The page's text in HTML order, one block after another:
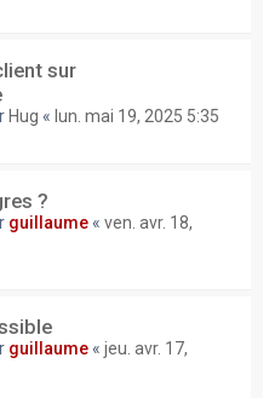
sur
Hug « lun. mai 19, 2025 5:35
?
guillaume « ven. avr. 18,
guillaume « jeu. avr. 17,